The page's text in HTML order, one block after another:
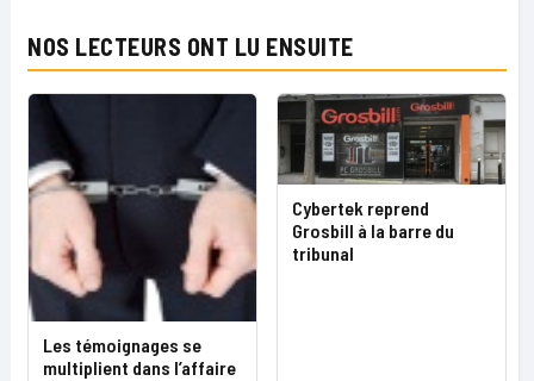
NOS LECTEURS ONT LU ENSUITE
Les témoignages se
multiplient dans l’affaire
Cybertek reprend
Grosbill à la barre du
tribunal